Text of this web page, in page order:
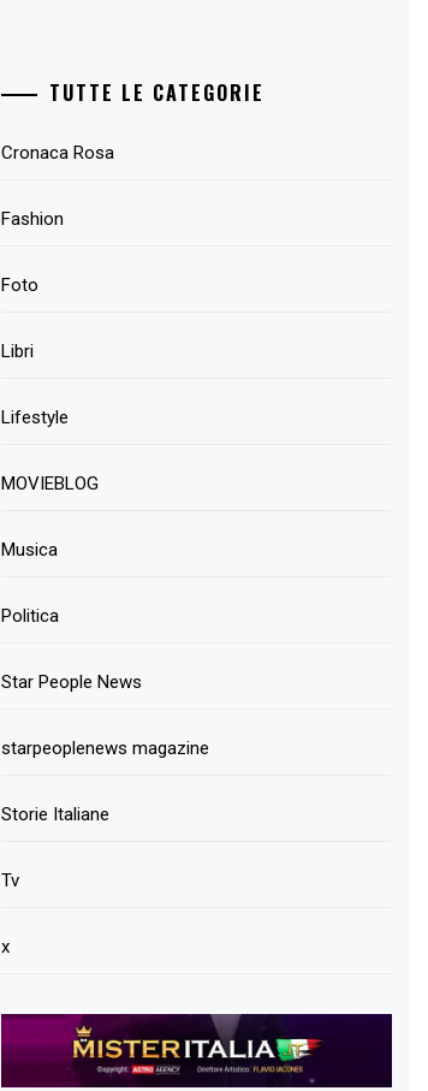
TUTTE LE CATEGORIE
Cronaca Rosa
Fashion
Foto
Libri
Lifestyle
MOVIEBLOG
Musica
Politica
Star People News
starpeoplenews magazine
Storie Italiane
Tv
x